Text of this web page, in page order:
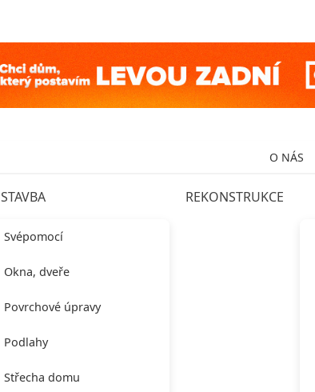
O NÁS
STAVBA
Svépomocí
Okna, dveře
Povrchové úpravy
Podlahy
Střecha domu
REKONSTRUKCE